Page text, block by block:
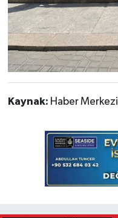
Kaynak: Haber Merkezi